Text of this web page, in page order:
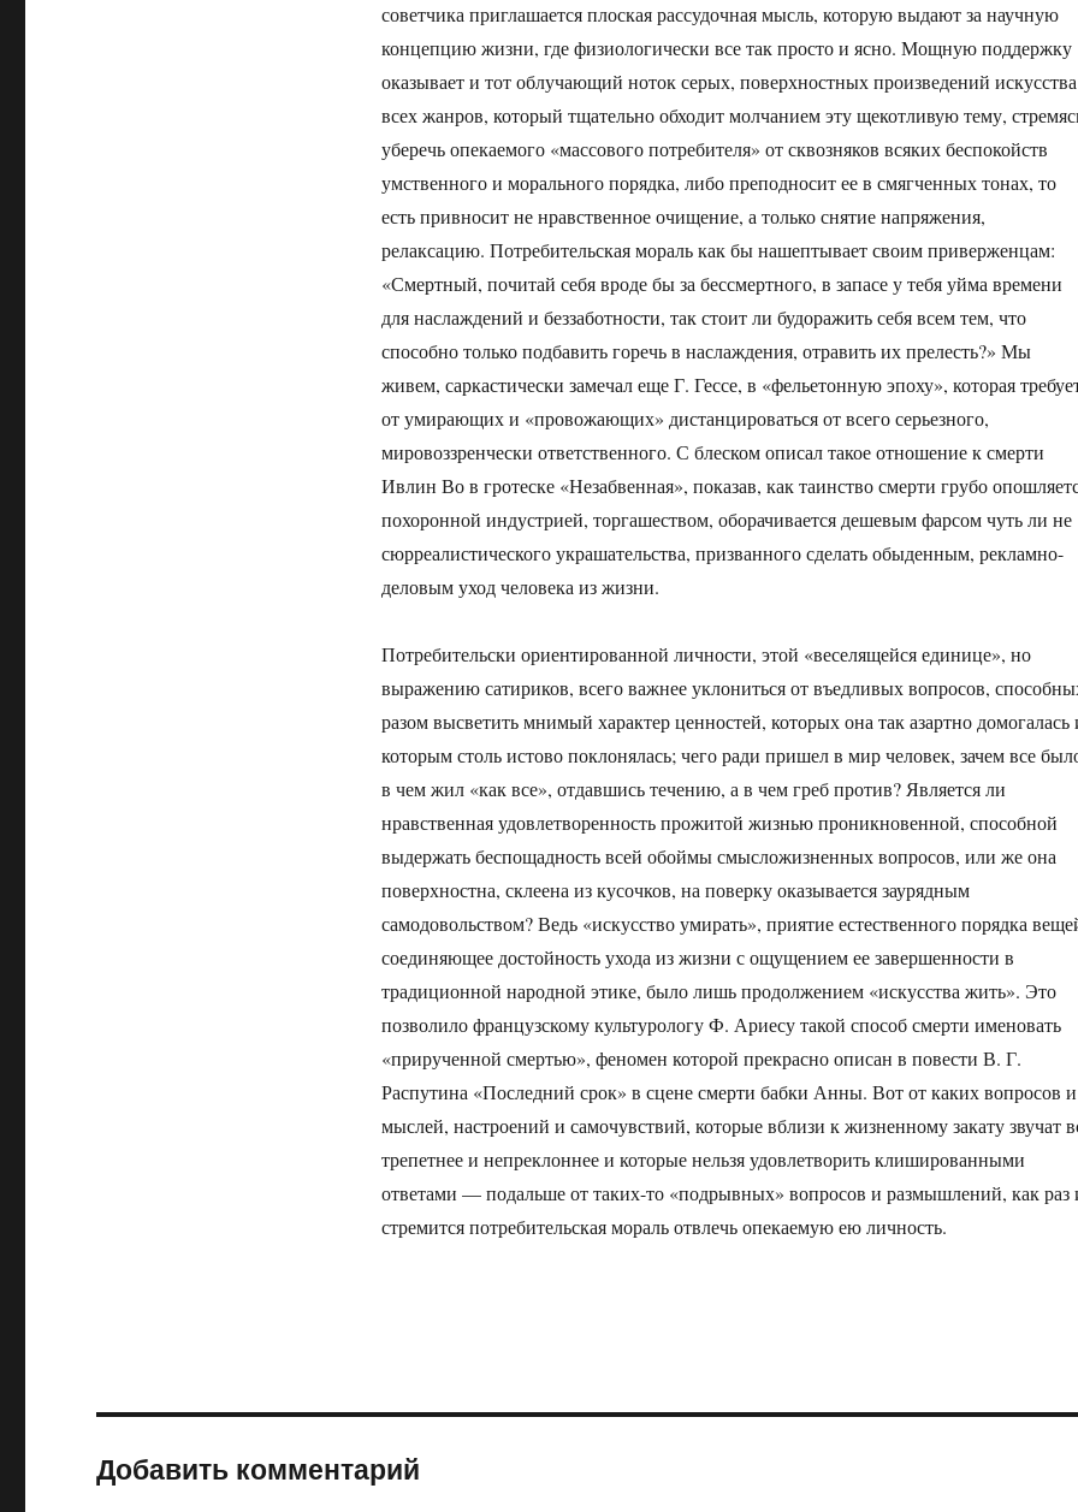
советчика приглашается плоская рассудочная мысль, которую выдают за научную
концепцию жизни, где физиологически все так просто и ясно. Мощную поддержку
оказывает и тот облучающий ноток серых, поверхностных произведений искусства
всех жанров, который тщательно обходит молчанием эту щекотливую тему,
уберечь опекаемого «массового потребителя» от сквозняков всяких беспокойств
умственного и морального порядка, либо преподносит ее в смягченных тонах, то
есть привносит не нравственное очищение, а только снятие напряжения,
релаксацию. Потребительская мораль как бы нашептывает своим приверженцам:
«Смертный, почитай себя вроде бы за бессмертного, в запасе у тебя уйма времени
для наслаждений и беззаботности, так стоит ли будоражить себя всем тем, что
способно только подбавить горечь в наслаждения, отравить их прелесть?» Мы
живем, саркастически замечал еще Г. Гессе, в «фельетонную эпоху», которая
от умирающих и «провожающих» дистанцироваться от всего серьезного,
мировоззренчески ответственного. С блеском описал такое отношение к смерти
Ивлин Во в гротеске «Незабвенная», показав, как таинство смерти грубо
похоронной индустрией, торгашеством, оборачивается дешевым фарсом чуть ли не
сюрреалистического украшательства, призванного сделать обыденным, рекламно-
деловым уход человека из жизни.
Потребительски ориентированной личности, этой «веселящейся единице», но
выражению сатириков, всего важнее уклониться от въедливых вопросов,
разом высветить мнимый характер ценностей, которых она так азартно домогалась
которым столь истово поклонялась; чего ради пришел в мир человек, зачем все
в чем жил «как все», отдавшись течению, а в чем греб против? Является ли
нравственная удовлетворенность прожитой жизнью проникновенной, способной
выдержать беспощадность всей обоймы смысложизненных вопросов, или же она
поверхностна, склеена из кусочков, на поверку оказывается заурядным
самодовольством? Ведь «искусство умирать», приятие естественного порядка
соединяющее достойность ухода из жизни с ощущением ее завершенности в
традиционной народной этике, было лишь продолжением «искусства жить». Это
позволило французскому культурологу Ф. Ариесу такой способ смерти именовать
«прирученной смертью», феномен которой прекрасно описан в повести В. Г.
Распутина «Последний срок» в сцене смерти бабки Анны. Вот от каких вопросов и
мыслей, настроений и самочувствий, которые вблизи к жизненному закату звучат
трепетнее и непреклоннее и которые нельзя удовлетворить клишированными
ответами — подальше от таких-то «подрывных» вопросов и размышлений, как раз
стремится потребительская мораль отвлечь опекаемую ею личность.
Добавить комментарий